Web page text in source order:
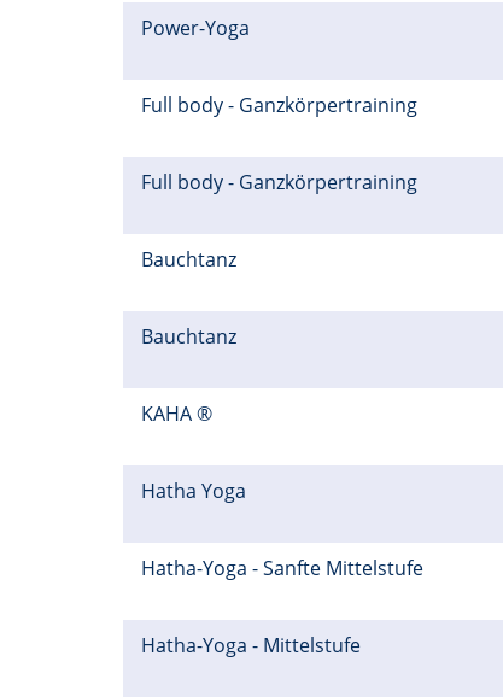
Power-Yoga
Full body - Ganzkörpertraining
Full body - Ganzkörpertraining
Bauchtanz
Bauchtanz
KAHA ®
Hatha Yoga
Hatha-Yoga - Sanfte Mittelstufe
Hatha-Yoga - Mittelstufe